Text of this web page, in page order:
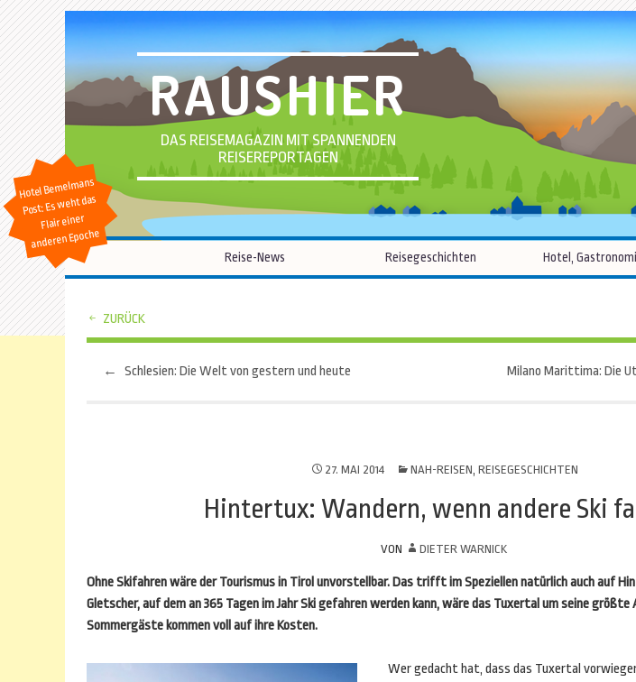
RAUSHIER
DAS REISEMAGAZIN MIT SPANNENDEN
REISEREPORTAGEN
Hotel Bemelmans
Post: Es weht das
Flair einer
anderen Epoche
Reise-News Reisegeschichten Hotel,
ZURÜCK
Beitragsnavigation
← Schlesien: Die Welt von gestern und heute Milano Marittima: Die
27. MAI 2014 NAH-REISEN, REISEGESCHICHTEN
Hintertux: Wandern, wenn andere Ski
VON DIETER WARNICK
Ohne Skifahren wäre der Tourismus in Tirol unvorstellbar. Das trifft im Speziellen natürlich auch auf
Gletscher, auf dem an 365 Tagen im Jahr Ski gefahren werden kann, wäre das Tuxertal um seine
Sommergäste kommen voll auf ihre Kosten.
Wer gedacht hat, dass das Tuxertal